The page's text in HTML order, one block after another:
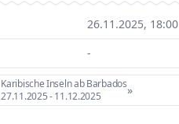
26.11.2025, 18:00
-
Karibische Inseln ab Barbados
27.11.2025-11.12.2025 »